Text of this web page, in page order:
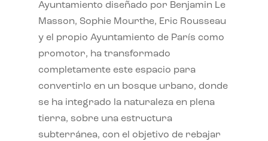
Ayuntamiento diseñado por Benjamin Le
Masson, Sophie Mourthe, Eric Rousseau
y el propio Ayuntamiento de París como
promotor, ha transformado
completamente este espacio para
convertirlo en un bosque urbano, donde
se ha integrado la naturaleza en plena
tierra, sobre una estructura
subterránea, con el objetivo de rebajar